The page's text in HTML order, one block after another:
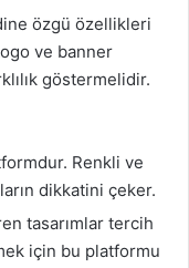
özgü özellikleri
ve banner
göstermelidir.
Renkli ve
dikkatini çeker.
tasarımlar tercih
için bu platformu